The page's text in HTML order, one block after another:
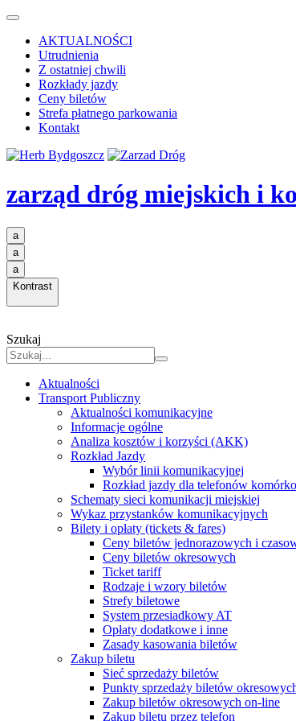
AKTUALNOŚCI
Utrudnienia
Z ostatniej chwili
Rozkłady jazdy
Ceny biletów
Strefa płatnego parkowania
Kontakt
zarząd dróg miejskich i
a
a
a
Kontrast
Szukaj
Aktualności
Transport Publiczny
Aktualności komunikacyjne
Informacje ogólne
Analiza kosztów i korzyści (AKK)
Rozkład Jazdy
Wybór linii komunikacyjnej
Rozkład jazdy dla telefonów
Schematy sieci komunikacji miejskiej
Wykaz przystanków komunikacyjnych
Bilety i opłaty (tickets & fares)
Ceny biletów jednorazowych i
Ceny biletów okresowych
Ticket tariff
Rodzaje i wzory biletów
Strefy biletowe
System przesiadkowy AT
Opłaty dodatkowe i inne
Zasady kasowania biletów
Zakup biletu
Sieć sprzedaży biletów
Punkty sprzedaży biletów
Zakup biletów okresowych on-line
Zakup biletu przez telefon